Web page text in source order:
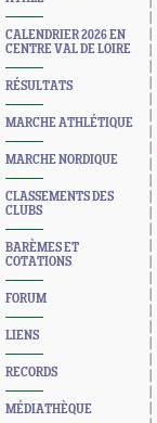
CALENDRIER 2026 EN
CENTRE VAL DE LOIRE
RÉSULTATS
MARCHE ATHLÉTIQUE
MARCHE NORDIQUE
CLASSEMENTS DES
CLUBS
BARÈMES ET
COTATIONS
FORUM
LIENS
RECORDS
MÉDIATHÈQUE